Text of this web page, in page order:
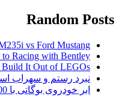
Random Posts
vs Ford Mustang
to Racing with Bentley
Build It Out of LEGOs
نبرد رستم و سهراب
ابر خودروی بوگاتی با 1600 اسب بخار + عکس